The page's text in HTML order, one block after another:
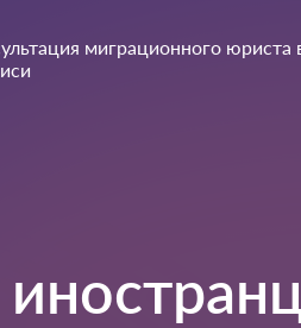
миграционного юриста